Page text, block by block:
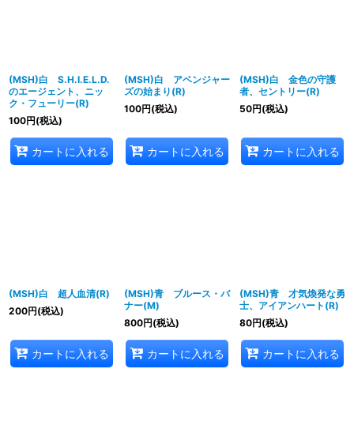
(MSH)白 S.H.I.E.L.D.
のエージェント、ニッ
ク・フューリー(R)
100円(税込)
カートに入れる
(MSH)白 アベンジャー
ズの始まり(R)
100円(税込)
カートに入れる
(MSH)白 金色の守護
者、セントリー(R)
50円(税込)
カートに入れる
(MSH)白 超人血清(R)
200円(税込)
カートに入れる
(MSH)青 ブルース・バ
ナー(M)
800円(税込)
カートに入れる
(MSH)青 才気煥発な勇
士、アイアンハート(R)
80円(税込)
カートに入れる